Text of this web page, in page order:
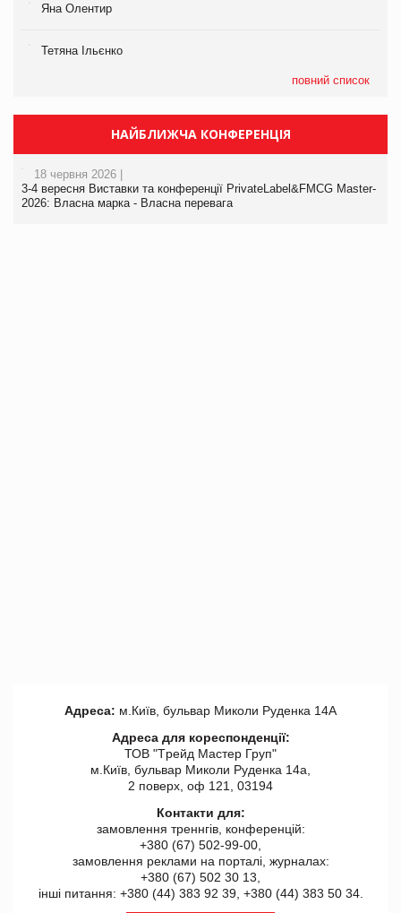
Яна Олентир
Тетяна Ільєнко
повний список
НАЙБЛИЖЧА КОНФЕРЕНЦІЯ
18 червня 2026 |
3-4 вересня Виставки та конференції PrivateLabel&FMCG Master-
2026: Власна марка - Власна перевага
Адреса: м.Київ, бульвар Миколи Руденка 14А
Адреса для кореспонденції:
ТОВ "Tрейд Мастер Груп"
м.Київ, бульвар Миколи Руденка 14а,
2 поверх, оф 121, 03194
Контакти для:
замовлення треннгів, конференцій:
+380 (67) 502-99-00,
замовлення реклами на порталі, журналах:
+380 (67) 502 30 13,
інші питання: +380 (44) 383 92 39, +380 (44) 383 50 34.